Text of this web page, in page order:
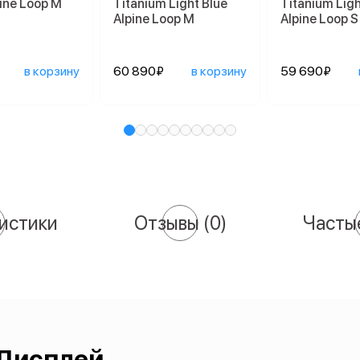
Loop M
в корзину
Titanium Light Blue
Alpine Loop M
60 890₽ в корзину
Titanium
Alpine Loop S
59 690₽
Отзывы (0)